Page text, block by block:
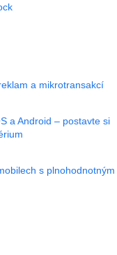
a mikrotransakcí
a Android – postavte si
s plnohodnotným